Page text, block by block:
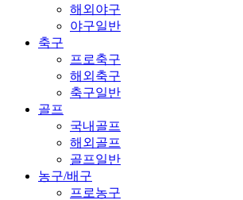
해외야구
야구일반
축구
프로축구
해외축구
축구일반
골프
국내골프
해외골프
골프일반
농구/배구
프로농구